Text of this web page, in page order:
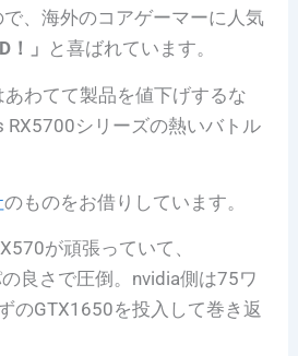
、海外のコアゲーマーに人気
！」 と喜ばれています。
あわてて製品を値下げするな
RX5700シリーズの熱いバトル
のものをお借りしています。
が頑張っていて、
良さで圧倒。nvidia側は75ワ
のGTX1650を投入して巻き返